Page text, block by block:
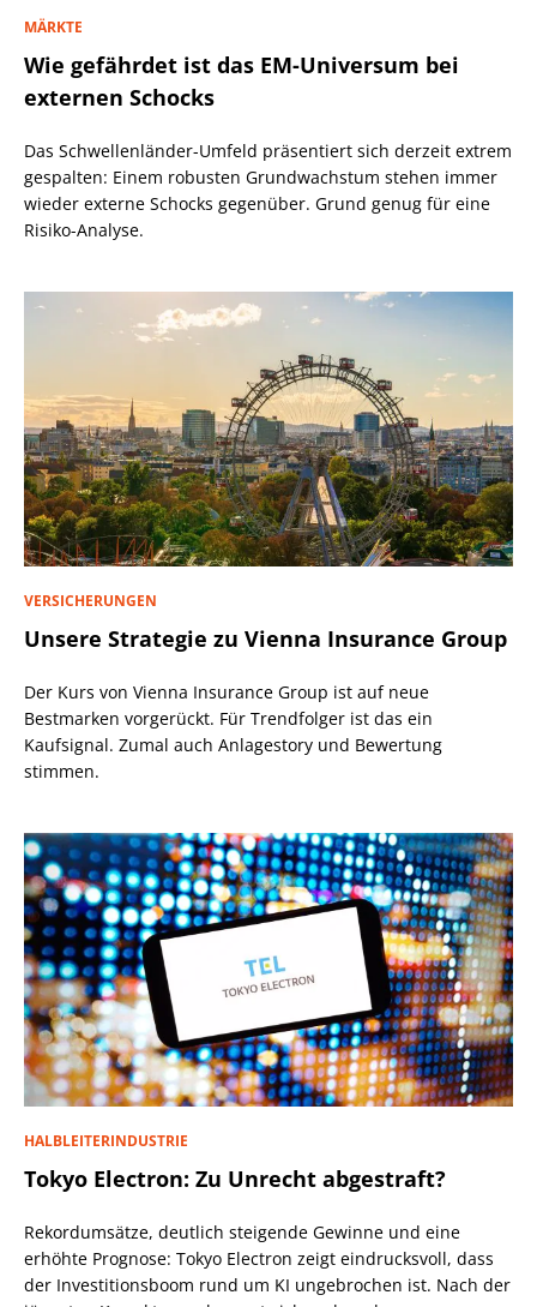
MÄRKTE
Wie gefährdet ist das EM-Universum bei
externen Schocks
Das Schwellenländer-Umfeld präsentiert sich derzeit extrem
gespalten: Einem robusten Grundwachstum stehen immer
wieder externe Schocks gegenüber. Grund genug für eine
Risiko-Analyse.
VERSICHERUNGEN
Unsere Strategie zu Vienna Insurance Group
Der Kurs von Vienna Insurance Group ist auf neue
Bestmarken vorgerückt. Für Trendfolger ist das ein
Kaufsignal. Zumal auch Anlagestory und Bewertung
stimmen.
HALBLEITERINDUSTRIE
Tokyo Electron: Zu Unrecht abgestraft?
Rekordumsätze, deutlich steigende Gewinne und eine
erhöhte Prognose: Tokyo Electron zeigt eindrucksvoll, dass
der Investitionsboom rund um KI ungebrochen ist. Nach der